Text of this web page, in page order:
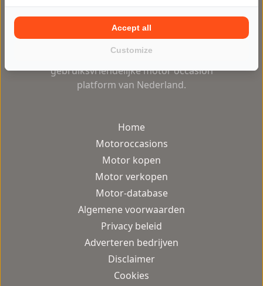
Motor2Go maakt het kopen en
verkopen van motoren makkelijker
dan ooit op het meest veilige en
gebruiksvriendelijke motor occasion
platform van Nederland.
Home
Motoroccasions
Motor kopen
Motor verkopen
Motor-database
Algemene voorwaarden
Privacy beleid
Adverteren bedrijven
Disclaimer
Cookies
Customize
Accept all